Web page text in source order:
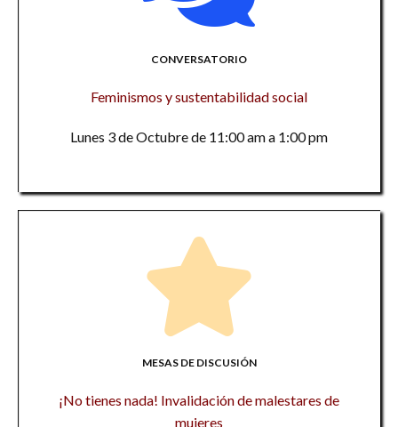
CONVERSATORIO
Feminismos y sustentabilidad social
Lunes 3 de Octubre de 11:00 am a 1:00 pm
MESAS DE DISCUSIÓN
¡No tienes nada! Invalidación de malestares de
mujeres